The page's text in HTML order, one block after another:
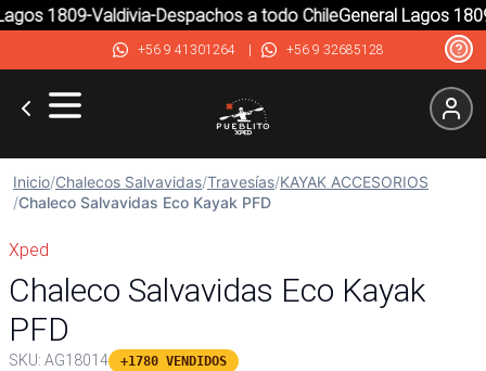
1809-Valdivia-Despachos a todo ChileGeneral Lagos
+56 9 41301264| +56 9 32685128
Inicio/Chalecos Salvavidas/Travesías/KAYAK ACCESORIOS
/Chaleco Salvavidas Eco Kayak PFD
Xped
Chaleco Salvavidas Eco Kayak
PFD
SKU: AG18014 +1780 VENDIDOS